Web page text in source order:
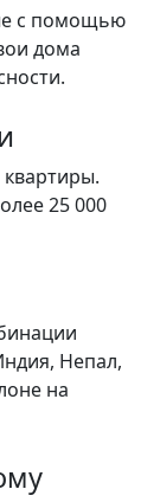
с помощью
дома
25 000
Непал,
на